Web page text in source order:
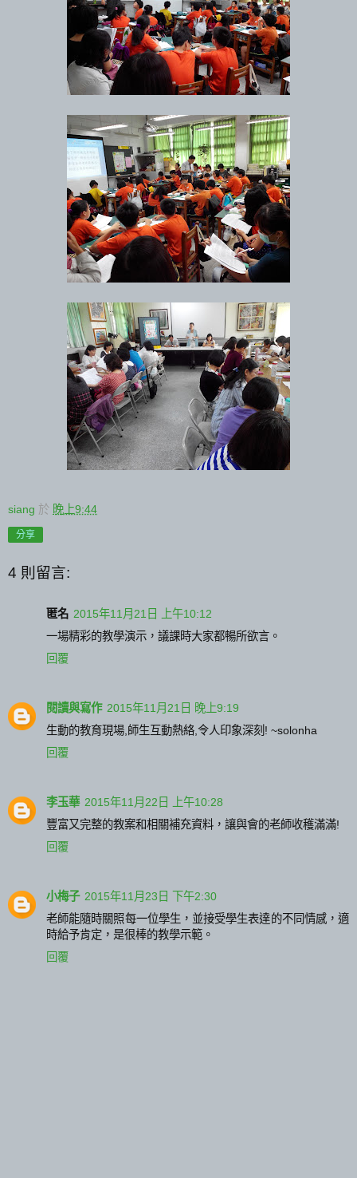
siang 於 晚上9:44
分享
4 則留言:
匿名 2015年11月21日 上午10:12
一場精彩的教學演示，議課時大家都暢所欲言。
回覆
閱讀與寫作 2015年11月21日 晚上9:19
生動的教育現場,師生互動熱絡,令人印象深刻! ~solonha
回覆
李玉華 2015年11月22日 上午10:28
豐富又完整的教案和相關補充資料，讓與會的老師收穫滿滿!
回覆
小梅子 2015年11月23日 下午2:30
老師能隨時關照每一位學生，並接受學生表達的不同情感，適
時給予肯定，是很棒的教學示範。
回覆